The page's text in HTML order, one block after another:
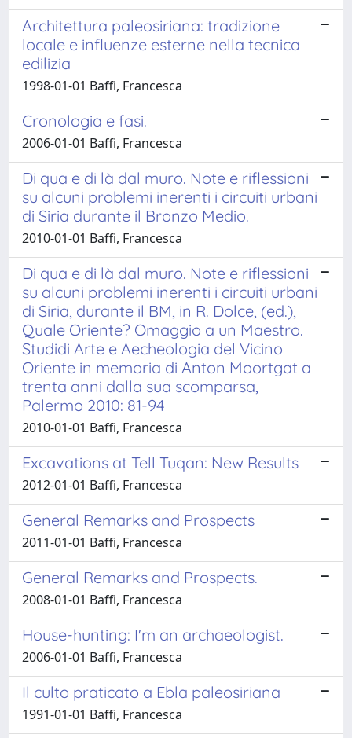
Architettura paleosiriana: tradizione
locale e influenze esterne nella tecnica
edilizia
1998-01-01 Baffi, Francesca
Cronologia e fasi.
2006-01-01 Baffi, Francesca
Di qua e di là dal muro. Note e riflessioni
su alcuni problemi inerenti i circuiti urbani
di Siria durante il Bronzo Medio.
2010-01-01 Baffi, Francesca
Di qua e di là dal muro. Note e riflessioni
su alcuni problemi inerenti i circuiti urbani
di Siria, durante il BM, in R. Dolce, (ed.),
Quale Oriente? Omaggio a un Maestro.
Studidi Arte e Aecheologia del Vicino
Oriente in memoria di Anton Moortgat a
trenta anni dalla sua scomparsa,
Palermo 2010: 81-94
2010-01-01 Baffi, Francesca
Excavations at Tell Tuqan: New Results
2012-01-01 Baffi, Francesca
General Remarks and Prospects
2011-01-01 Baffi, Francesca
General Remarks and Prospects.
2008-01-01 Baffi, Francesca
House-hunting: I'm an archaeologist.
2006-01-01 Baffi, Francesca
Il culto praticato a Ebla paleosiriana
1991-01-01 Baffi, Francesca